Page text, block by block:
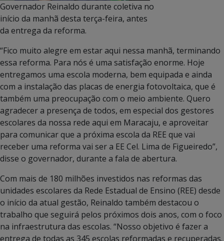
Governador Reinaldo durante coletiva no
início da manhã desta terça-feira, antes
da entrega da reforma.
“Fico muito alegre em estar aqui nessa manhã, terminando
essa reforma. Para nós é uma satisfação enorme. Hoje
entregamos uma escola moderna, bem equipada e ainda
com a instalação das placas de energia fotovoltaica, que é
também uma preocupação com o meio ambiente. Quero
agradecer a presença de todos, em especial dos gestores
escolares da nossa rede aqui em Maracaju, e aproveitar
para comunicar que a próxima escola da REE que vai
receber uma reforma vai ser a EE Cel. Lima de Figueiredo”,
disse o governador, durante a fala de abertura.
Com mais de 180 milhões investidos nas reformas das
unidades escolares da Rede Estadual de Ensino (REE) desde
o início da atual gestão, Reinaldo também destacou o
trabalho que seguirá pelos próximos dois anos, com o foco
na infraestrutura das escolas. “Nosso objetivo é fazer a
entrega de todas as 345 escolas reformadas e recuperadas.